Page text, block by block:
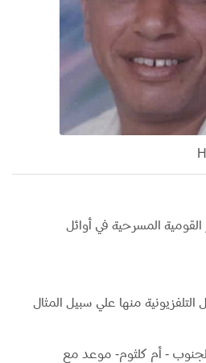
المسرحية في أوائل
منها علي سبيل المثال
- أم كلثوم- موعد مع